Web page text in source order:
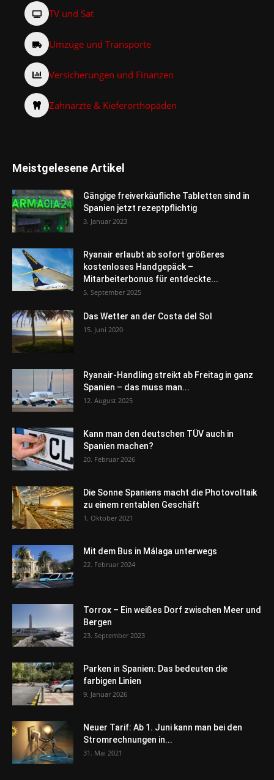
TV und Sat
Umzüge und Transporte
Versicherungen und Finanzen
Zahnärzte & Kieferorthopäden
Meistgelesene Artikel
Gängige freiverkäufliche Tabletten sind in
Spanien jetzt rezeptpflichtig
3. Januar 2023
Ryanair erlaubt ab sofort größeres
kostenloses Handgepäck –
Mitarbeiterbonus für entdeckte...
5. September 2025
Das Wetter an der Costa del Sol
15. Juni 2020
Ryanair-Handling streikt ab Freitag in ganz
Spanien – das muss man...
12. August 2025
Kann man den deutschen TÜV auch in
Spanien machen?
20. Februar 2026
Die Sonne Spaniens macht die Photovoltaik
zu einem rentablen Geschäft
1. Oktober 2021
Mit dem Bus in Málaga unterwegs
22. Februar 2024
Torrox – Ein weißes Dorf zwischen Meer und
Bergen
23. September 2023
Parken in Spanien: Das bedeuten die
farbigen Linien
9. Januar 2026
Neuer Tarif: Ab 1. Juni kann man bei den
Stromrechnungen in...
31. Mai 2021